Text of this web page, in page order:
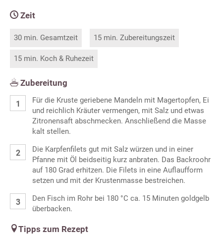
Zeit
30 min. Gesamtzeit 15 min. Zubereitungszeit
15 min. Koch & Ruhezeit
Zubereitung
Für die Kruste geriebene Mandeln mit Magertopfen, Ei
und reichlich Kräuter vermengen, mit Salz und etwas
Zitronensaft abschmecken. Anschließend die Masse
kalt stellen.
Die Karpfenfilets gut mit Salz würzen und in einer
Pfanne mit Öl beidseitig kurz anbraten. Das Backroohr
auf 180 Grad erhitzen. Die Filets in eine Auflaufform
setzen und mit der Krustenmasse bestreichen.
Den Fisch im Rohr bei 180 °C ca. 15 Minuten goldgelb
überbacken.
Tipps zum Rezept